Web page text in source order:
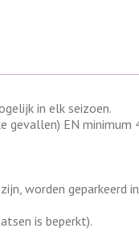
in elk seizoen.
EN minimum
worden geparkeerd
is beperkt).